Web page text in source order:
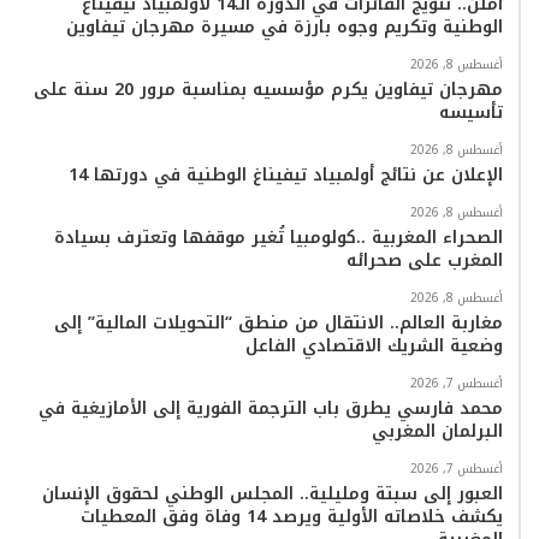
ك
ب
ر
k
ب
الوطنية وتكريم وجوه بارزة في مسيرة مهرجان تيفاوين
أغسطس 8, 2026
مهرجان تيفاوين يكرم مؤسسيه بمناسبة مرور 20 سنة على
تأسيسه
أغسطس 8, 2026
الإعلان عن نتائج أولمبياد تيفيناغ الوطنية في دورتها 14
أغسطس 8, 2026
الصحراء المغربية ..كولومبيا تُغير موقفها وتعترف بسيادة
المغرب على صحرائه
أغسطس 8, 2026
مغاربة العالم.. الانتقال من منطق “التحويلات المالية” إلى
وضعية الشريك الاقتصادي الفاعل
أغسطس 7, 2026
محمد فارسي يطرق باب الترجمة الفورية إلى الأمازيغية في
البرلمان المغربي
أغسطس 7, 2026
العبور إلى سبتة ومليلية.. المجلس الوطني لحقوق الإنسان
يكشف خلاصاته الأولية ويرصد 14 وفاة وفق المعطيات